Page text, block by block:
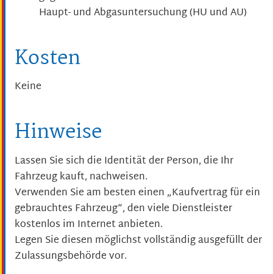
Haupt- und Abgasuntersuchung (HU und AU)
Kosten
Keine
Hinweise
Lassen Sie sich die Identität der Person, die Ihr
Fahrzeug kauft, nachweisen.
Verwenden Sie am besten einen „Kaufvertrag für ein
gebrauchtes Fahrzeug“, den viele Dienstleister
kostenlos im Internet anbieten.
Legen Sie diesen möglichst vollständig ausgefüllt der
Zulassungsbehörde vor.